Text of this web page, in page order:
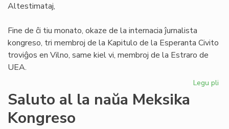
Altestimataj,
Fine de ĉi tiu monato, okaze de la internacia ĵurnalista
kongreso, tri membroj de la Kapitulo de la Esperanta Civito
troviĝos en Vilno, same kiel vi, membroj de la Estraro de
UEA.
Legu pli
Saluto al la naŭa Meksika
Kongreso